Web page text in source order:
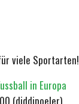
viele Sportarten!
in Europa
(diddipoeler)